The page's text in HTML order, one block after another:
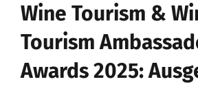
Wine Tourism &
Tourism
Awards 2025: